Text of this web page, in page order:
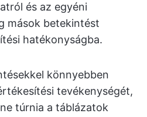
és az egyéni
mások betekintést
hatékonyságba.
könnyebben
tevékenységét,
túrnia a táblázatok